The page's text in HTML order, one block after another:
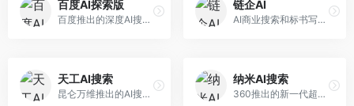
百度AI探索版
百度推出的深度AI搜索引擎，整合百度知识图谱。面向中文用户，提供智能问答、知识探索、内容生成等服务，知识覆盖面广。
链企AI
AI商业搜索和标书写作工具，专注于企业服务场景。面向企业用户，提供商业信息搜索、标书生成、企业分析等服务，商业信息专业。
天工AI搜索
昆仑万维推出的AI搜索引擎，整合大模型与搜索能力。面向普通用户，提供智能问答、深度搜索、内容整理等服务，中文搜索体验好。
纳米AI搜索
360推出的新一代超级AI搜索，深度整合360搜索资源。面向普通用户，提供智能问答、多模态搜索、内容生成等服务，安全可靠。